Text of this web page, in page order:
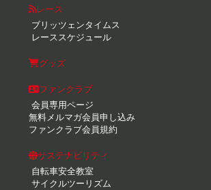
レース
ブリッツェンタイムス
レーススケジュール
グッズ
ファンクラブ
会員専用ページ
無料メルマガ会員申し込み
ファンクラブ会員規約
サステナビリティ
自転車安全教室
サイクルツーリズム